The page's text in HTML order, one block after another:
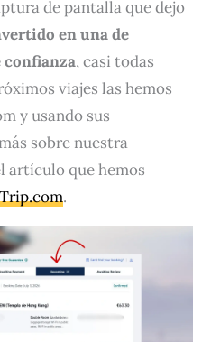
de pantalla que dejo
en una de
confianza, casi todas
viajes las hemos
y usando sus
sobre nuestra
artículo que hemos
.